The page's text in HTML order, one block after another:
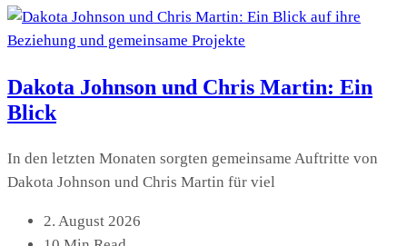
Dakota Johnson und Chris Martin: Ein
Blick
In den letzten Monaten sorgten gemeinsame Auftritte von
Dakota Johnson und Chris Martin für viel
2. August 2026